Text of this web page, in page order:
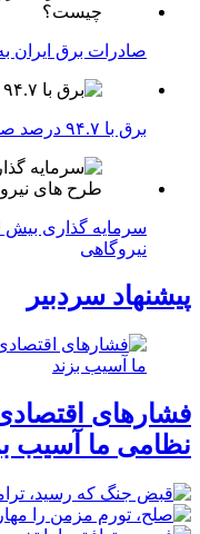
صادرات برق
برق با ۹۴.۷ درصد صدرنشین تورم تابستانی!
سرمایه گذاری بیش
نیروگاهی
پیشنهاد سردبیر
فشارهای
نظامی ما آسیب